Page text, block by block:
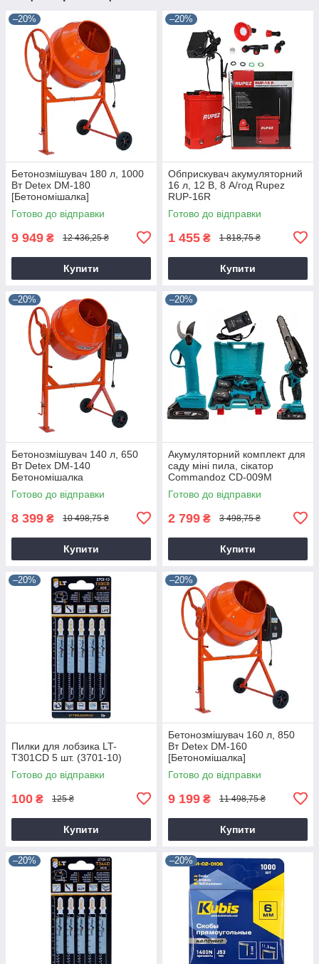
–20%
Бетонозмішувач 180 л, 1000
Вт Detex DM-180
[Бетономішалка]
Готово до відправки
9 949 ₴ 12 436,25 ₴
Купити
–20%
Обприскувач акумуляторний
16 л, 12 В, 8 А/год Rupez
RUP-16R
Готово до відправки
1 455 ₴ 1 818,75 ₴
Купити
–20%
Бетонозмішувач 140 л, 650
Вт Detex DM-140
Бетономішалка
Готово до відправки
8 399 ₴ 10 498,75 ₴
Купити
–20%
Акумуляторний комплект для
саду міні пила, сікатор
Commandoz CD-009M
Готово до відправки
2 799 ₴ 3 498,75 ₴
Купити
–20%
Пилки для лобзика LT-
T301CD 5 шт. (3701-10)
Готово до відправки
100 ₴ 125 ₴
Купити
–20%
Бетонозмішувач 160 л, 850
Вт Detex DM-160
[Бетономішалка]
Готово до відправки
9 199 ₴ 11 498,75 ₴
Купити
–20% –20%